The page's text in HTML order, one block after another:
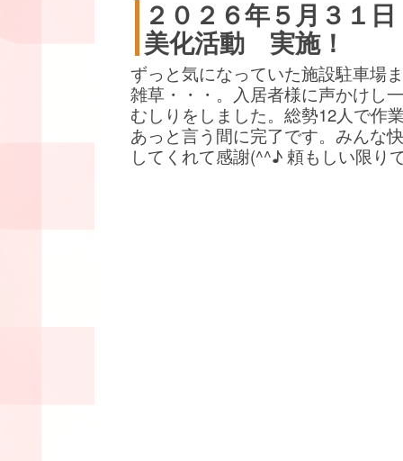
２０２６年５月３１日
美化活動 実施！
ずっと気になっていた施設駐車場
雑草・・・。入居者様に声かけし
むしりをしました。総勢12人で作
あっと言う間に完了です。みんな
してくれて感謝(^^♪ 頼もしい限り